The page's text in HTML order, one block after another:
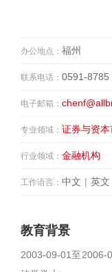
办公地点： 福州
联系电话： 0591-8785
电子邮箱：
专业领域： 证券与资本
行业领域： 金融机构
工作语言： 中文 | 英文
教育背景
2003-09-01至